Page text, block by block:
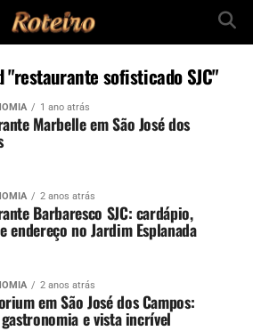
"restaurante sofisticado SJC"
1 ano atrás
Marbelle em São José dos
2 anos atrás
Barbaresco SJC: cardápio,
endereço no Jardim Esplanada
2 anos atrás
em São José dos Campos:
e vista incrível